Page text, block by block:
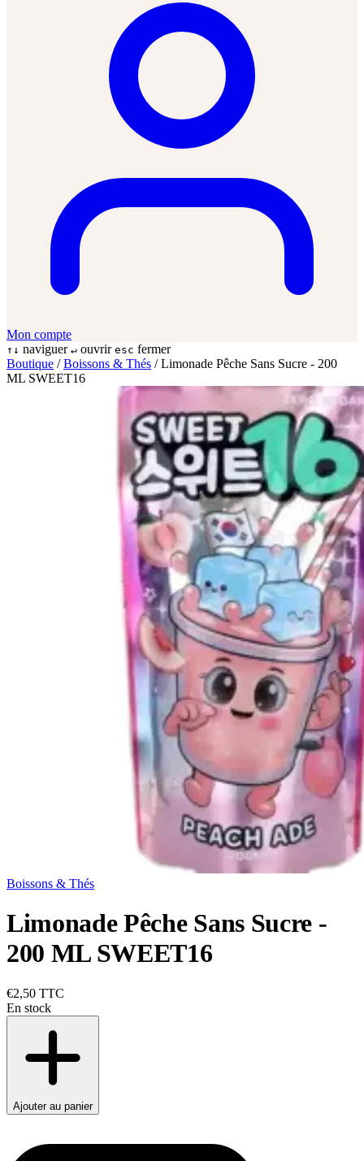
Mon compte
↑↓ naviguer ↵ ouvrir esc fermer
Boutique / Boissons & Thés / Limonade Pêche Sans Sucre - 200
ML SWEET16
Boissons & Thés
Limonade Pêche Sans Sucre -
200 ML SWEET16
€2,50 TTC
En stock
Ajouter au panier